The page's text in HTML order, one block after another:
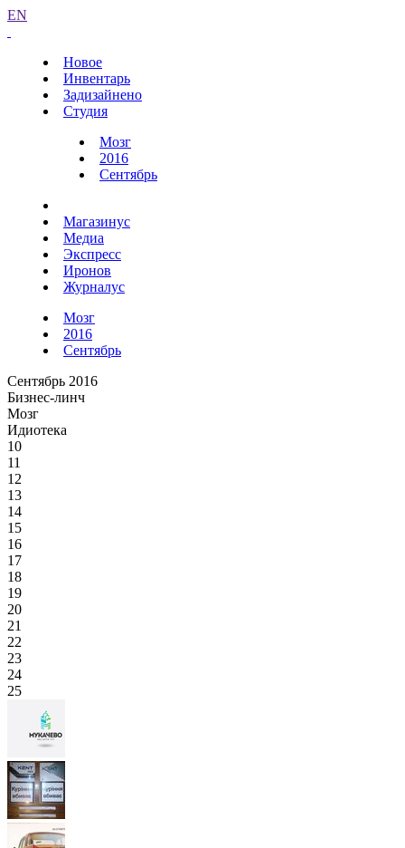
EN
Новое
Инвентарь
Задизайнено
Студия
Мозг
2016
Сентябрь
Магазинус
Медиа
Экспресс
Иронов
Журналус
Мозг
2016
Сентябрь
Сентябрь 2016
Бизнес-линч
Мозг
Идиотека
10
11
12
13
14
15
16
17
18
19
20
21
22
23
24
25